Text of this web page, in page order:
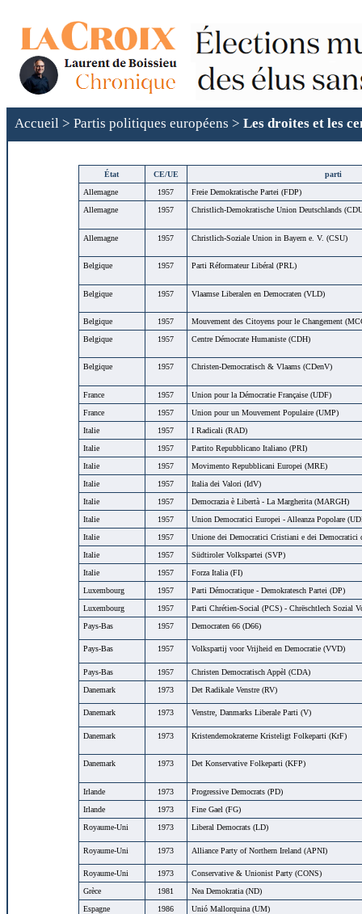
Accueil > Partis politiques européens > Les droites et les
État CE/UE
parti
Allemagne
1957
Freie Demokratische Partei (FDP)
Allemagne
1957 Christlich-Demokratische Union Deutschlands
Allemagne 1957 Christlich-Soziale Union in Bayern e. V. (CSU)
Belgique 1957 Parti Réformateur Libéral (PRL)
Belgique 1957 Vlaamse Liberalen en Democraten (VLD)
Belgique 1957
Mouvement des Citoyens pour le Changement
Belgique
1957 Centre Démocrate Humaniste (CDH)
Belgique 1957 Christen-Democratisch & Vlaams (CDenV)
France 1957
Union pour la Démocratie Française (UDF)
France
1957
Union pour un Mouvement Populaire (UMP)
Italie
1957
I Radicali (RAD)
Italie
1957
Partito Repubblicano Italiano (PRI)
Italie
1957
Movimento Repubblicani Europei (MRE)
Italie
1957
Italia dei Valori (IdV)
Italie
1957
Democrazia è Libertà - La Margherita (MARGH)
Italie
1957
Union Democratici Europei - Alleanza Popolare
Italie
1957
Unione dei Democratici Cristiani e dei Democratici
Italie
1957
Südtiroler Volkspartei (SVP)
Italie
1957
Forza Italia (FI)
Luxembourg
1957
Parti Démocratique - Demokratesch Partei (DP)
Luxembourg
1957
Parti Chrétien-Social (PCS) - Chrëschtlech Sozial
Pays-Bas
1957 Democraten 66 (D66)
Pays-Bas 1957 Volkspartij voor Vrijheid en Democratie (VVD)
Pays-Bas 1957
Christen Democratisch Appèl (CDA)
Danemark
1973 Det Radikale Venstre (RV)
Danemark 1973 Venstre, Danmarks Liberale Parti (V)
Danemark 1973 Kristendemokraterne Kristeligt Folkeparti (KrF)
Danemark 1973 Det Konservative Folkeparti (KFP)
Irlande 1973
Progressive Democrats (PD)
Irlande
1973
Fine Gael (FG)
Royaume-Uni
1973 Liberal Democrats (LD)
Royaume-Uni 1973 Alliance Party of Northern Ireland (APNI)
Royaume-Uni 1973
Conservative & Unionist Party (CONS)
Grèce
1981
Nea Demokratia (ND)
Espagne
1986 Unió Mallorquina (UM)